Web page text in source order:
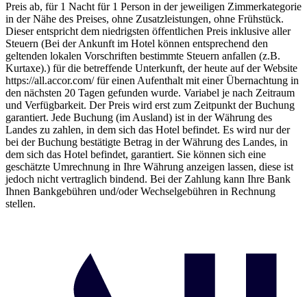
Preis ab, für 1 Nacht für 1 Person in der jeweiligen Zimmerkategorie
in der Nähe des Preises, ohne Zusatzleistungen, ohne Frühstück.
Dieser entspricht dem niedrigsten öffentlichen Preis inklusive aller
Steuern (Bei der Ankunft im Hotel können entsprechend den
geltenden lokalen Vorschriften bestimmte Steuern anfallen (z.B.
Kurtaxe).) für die betreffende Unterkunft, der heute auf der Website
https://all.accor.com/ für einen Aufenthalt mit einer Übernachtung in
den nächsten 20 Tagen gefunden wurde. Variabel je nach Zeitraum
und Verfügbarkeit. Der Preis wird erst zum Zeitpunkt der Buchung
garantiert. Jede Buchung (im Ausland) ist in der Währung des
Landes zu zahlen, in dem sich das Hotel befindet. Es wird nur der
bei der Buchung bestätigte Betrag in der Währung des Landes, in
dem sich das Hotel befindet, garantiert. Sie können sich eine
geschätzte Umrechnung in Ihre Währung anzeigen lassen, diese ist
jedoch nicht vertraglich bindend. Bei der Zahlung kann Ihre Bank
Ihnen Bankgebühren und/oder Wechselgebühren in Rechnung
stellen.